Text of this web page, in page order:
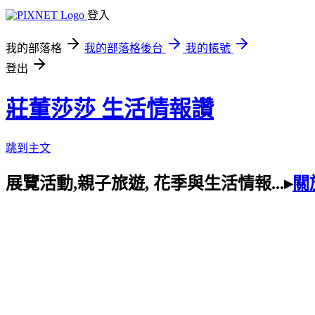
登入
我的部落格 我的部落格後台
我的帳號
登出
莊董莎莎 生活情報讚
跳到主文
展覽活動,親子旅遊, 花季與生活情報...▸關